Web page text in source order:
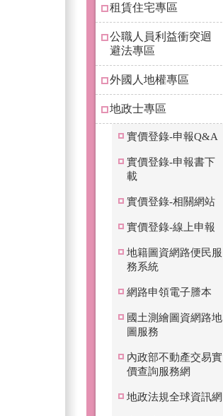
租賃住宅專區
公職人員利益衝突迴
避法專區
外國人地權專區
地政士專區
實價登錄-申報Q&A
實價登錄-申報書下
載
實價登錄-相關網站
實價登錄-線上申報
地籍圖資網路便民服
務系統
網路申領電子謄本
國土測繪圖資網路地
圖服務
內政部不動產交易實
價查詢服務網
地政法規全球資訊網